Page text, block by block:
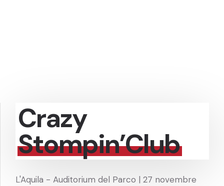
Crazy
Stompin’Club
L'Aquila - Auditorium del Parco | 27 novembre